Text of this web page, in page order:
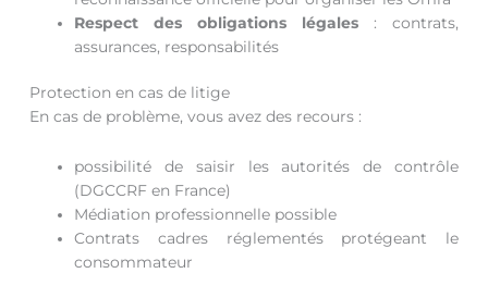
Respect des obligations légales: contrats,
assurances, responsabilités
Protection en cas de litige
En cas de problème, vous avez des recours :
possibilité de saisir les autorités de contrôle
(DGCCRF en France)
Médiation professionnelle possible
Contrats cadres réglementés protégeant le
consommateur